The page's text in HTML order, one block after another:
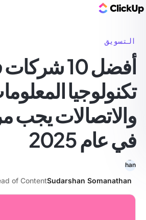
التسويق
أفضل 10
تكنولوجيا
والاتصالات يجب
في عام 2025
Sudarshan Somanathan
of Content